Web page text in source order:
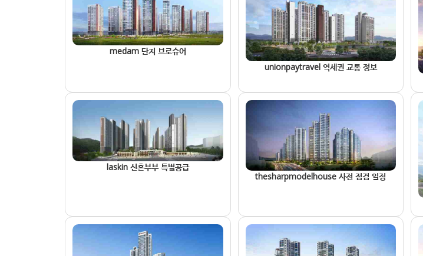
medam 단지 브로슈어
unionpaytravel 역세권 교통 정보
laskin 신혼부부 특별공급
thesharpmodelhouse 사전 점검 일정